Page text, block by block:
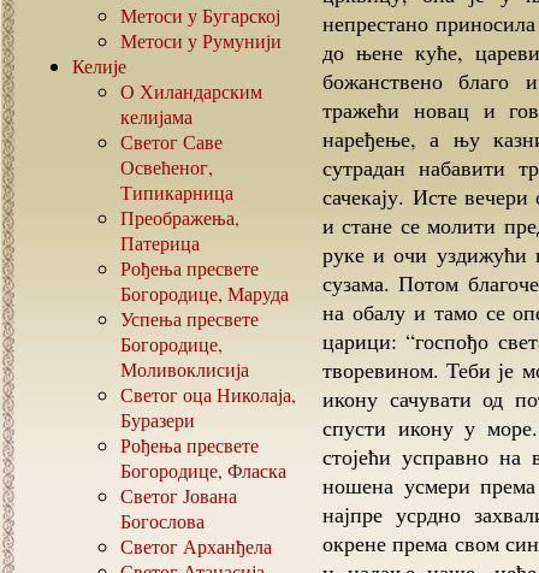
Метоси у Бугарској
Метоси у Румунији
Келије
О Хиландарским
келијама
Светог Саве
Освећеног,
Типикарница
Преображења,
Патерица
Рођења пресвете
Богородице, Маруда
Успења пресвете
Богородице,
Моливоклисија
Светог оца Николаја,
Буразери
Рођења пресвете
Богородице, Фласка
Светог Јована
Богослова
Светог Арханђела
непрестано
до њене куће,
божанствено благо
тражећи новац и
наређење, а њу
сутрадан набавити
сачекају. Исте
и стане се молити
руке и очи уздижући
сузама. Потом
на обалу и тамо се
царици: “госпођо
творевином. Теби је
икону сачувати од
спусти икону у
стојећи усправно
ношена усмери
најпре усрдно
окрене према свом